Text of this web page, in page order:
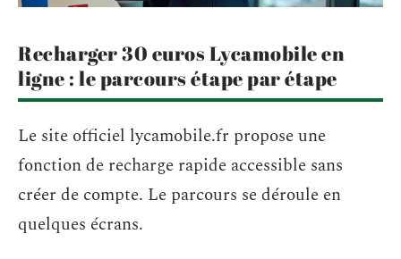
Recharger 30 euros Lycamobile en
ligne : le parcours étape par étape
Le site officiel lycamobile.fr propose une
fonction de recharge rapide accessible sans
créer de compte. Le parcours se déroule en
quelques écrans.